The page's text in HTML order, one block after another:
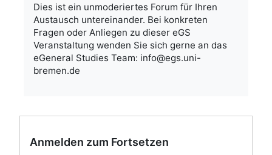
Dies ist ein unmoderiertes Forum für Ihren
Austausch untereinander. Bei konkreten
Fragen oder Anliegen zu dieser eGS
Veranstaltung wenden Sie sich gerne an das
eGeneral Studies Team: info@egs.uni-
bremen.de
Anmelden zum Fortsetzen